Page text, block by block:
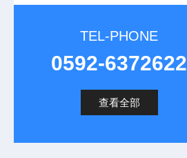
TEL-PHONE
0592-6372622
查看全部